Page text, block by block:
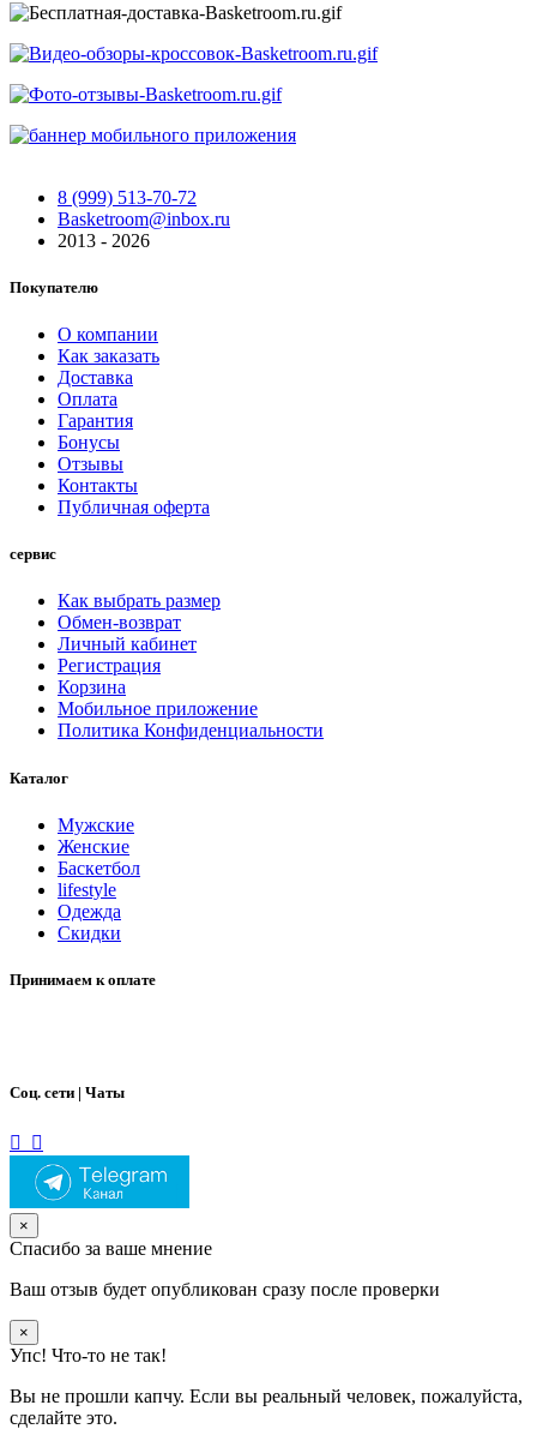
8 (999) 513-70-72
Basketroom@inbox.ru
2013 - 2026
Покупателю
О компании
Как заказать
Доставка
Оплата
Гарантия
Бонусы
Отзывы
Контакты
Публичная оферта
сервис
Как выбрать размер
Обмен-возврат
Личный кабинет
Регистрация
Корзина
Мобильное приложение
Политика Конфиденциальности
Каталог
Мужские
Женские
Баскетбол
lifestyle
Одежда
Скидки
Принимаем к оплате
Соц. сети | Чаты
×
Спасибо за ваше мнение
Ваш отзыв будет опубликован сразу после проверки
×
Упс! Что-то не так!
Вы не прошли капчу. Если вы реальный человек, пожалуйста,
сделайте это.